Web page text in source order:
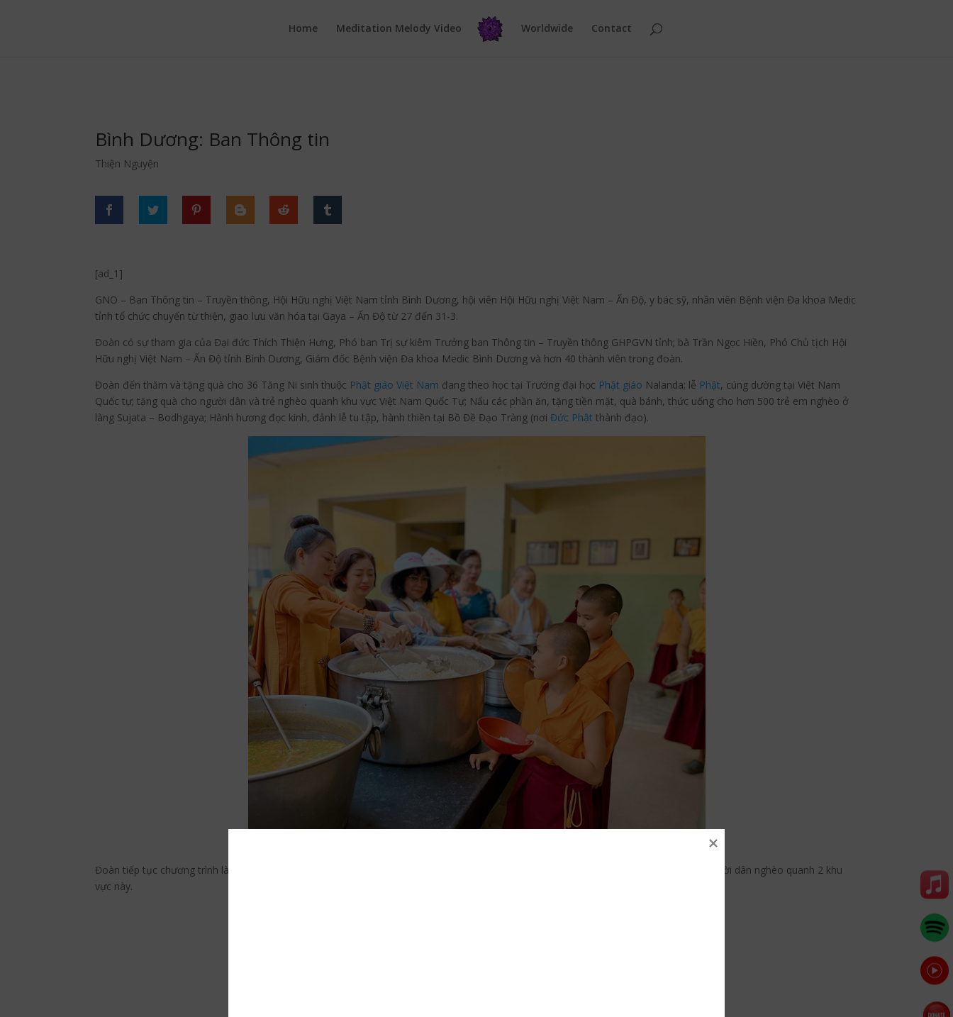
Home
Meditation Melody Video Worldwide Contact
Bình Dương: Ban Thông tin
Thiện Nguyện
[ad_1]
GNO – Ban Thông tin – Truyền thông, Hội Hữu nghị Việt Nam tỉnh Bình Dương, hội viên Hội Hữu nghị Việt Nam – Ấn Độ, y bác sỹ, nhân viên Bệnh viện Đa khoa Medic
tỉnh tổ chức chuyến từ thiện, giao lưu văn hóa tại Gaya – Ấn Độ từ 27 đến 31-3.
Đoàn có sự tham gia của Đại đức Thích Thiện Hưng, Phó ban Trị sự kiêm Trưởng ban Thông tin – Truyền thông GHPGVN tỉnh; bà Trần Ngọc Hiền, Phó Chủ tịch Hội
Hữu nghị Việt Nam – Ấn Độ tỉnh Bình Dương, Giám đốc Bệnh viện Đa khoa Medic Bình Dương và hơn 40 thành viên trong đoàn.
Đoàn đến thăm và tặng quà cho 36 Tăng Ni sinh thuộc Phật giáo Việt Nam đang theo học tại Trường đại học Phật giáo Nalanda; lễ Phật, cúng dường tại Việt Nam
Quốc tự; tặng quà cho người dân và trẻ nghèo quanh khu vực Việt Nam Quốc Tự; Nấu các phần ăn, tặng tiền mặt, quà bánh, thức uống cho hơn 500 trẻ em nghèo ở
làng Sujata – Bodhgaya; Hành hương đọc kinh, đảnh lễ tu tập, hành thiền tại Bồ Đề Đạo Tràng (nơi Đức Phật thành đạo).
reddit Tumblr
Đoàn tiếp tục chương trình là đến chiêm bái thánh tích núi Tuyết Sơn – khổ hạnh lâm, núi Linh Thứu, tặng tiền từ thiện cho trẻ em và người dân nghèo quanh 2 khu
vực này.